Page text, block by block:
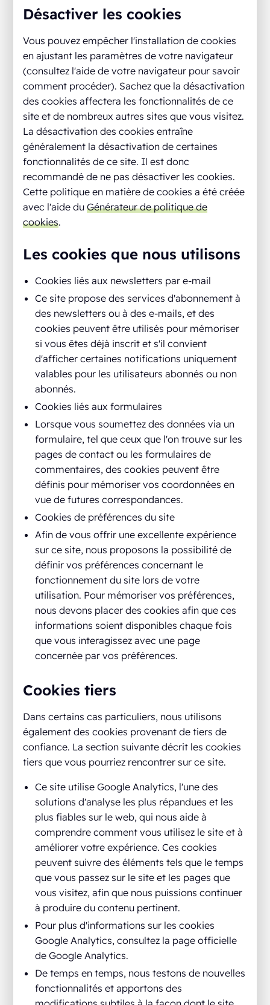
Désactiver les cookies
Vous pouvez empêcher l'installation de cookies
en ajustant les paramètres de votre navigateur
(consultez l'aide de votre navigateur pour savoir
comment procéder). Sachez que la désactivation
des cookies affectera les fonctionnalités de ce
site et de nombreux autres sites que vous visitez.
La désactivation des cookies entraîne
généralement la désactivation de certaines
fonctionnalités de ce site. Il est donc
recommandé de ne pas désactiver les cookies.
Cette politique en matière de cookies a été créée
avec l'aide duGénérateur de politique de
cookies.
Les cookies que nous utilisons
Cookies liés aux newsletters par e-mail
Ce site propose des services d'abonnement à
des newsletters ou à des e-mails, et des
cookies peuvent être utilisés pour mémoriser
si vous êtes déjà inscrit et s'il convient
d'afficher certaines notifications uniquement
valables pour les utilisateurs abonnés ou non
abonnés.
Cookies liés aux formulaires
Lorsque vous soumettez des données via un
formulaire, tel que ceux que l'on trouve sur les
pages de contact ou les formulaires de
commentaires, des cookies peuvent être
définis pour mémoriser vos coordonnées en
vue de futures correspondances.
Cookies de préférences du site
Afin de vous offrir une excellente expérience
sur ce site, nous proposons la possibilité de
définir vos préférences concernant le
fonctionnement du site lors de votre
utilisation. Pour mémoriser vos préférences,
nous devons placer des cookies afin que ces
informations soient disponibles chaque fois
que vous interagissez avec une page
concernée par vos préférences.
Cookies tiers
Dans certains cas particuliers, nous utilisons
également des cookies provenant de tiers de
confiance. La section suivante décrit les cookies
tiers que vous pourriez rencontrer sur ce site.
Ce site utilise Google Analytics, l'une des
solutions d'analyse les plus répandues et les
plus fiables sur le web, qui nous aide à
comprendre comment vous utilisez le site et à
améliorer votre expérience. Ces cookies
peuvent suivre des éléments tels que le temps
que vous passez sur le site et les pages que
vous visitez, afin que nous puissions continuer
à produire du contenu pertinent.
Pour plus d'informations sur les cookies
Google Analytics, consultez la page officielle
de Google Analytics.
De temps en temps, nous testons de nouvelles
fonctionnalités et apportons des